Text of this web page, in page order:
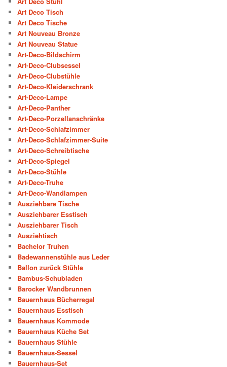
Art Deco Tisch
Art Deco Tische
Art Nouveau Bronze
Art Nouveau Statue
Art-Deco-Bildschirm
Art-Deco-Clubsessel
Art-Deco-Clubstühle
Art-Deco-Kleiderschrank
Art-Deco-Lampe
Art-Deco-Panther
Art-Deco-Porzellanschränke
Art-Deco-Schlafzimmer
Art-Deco-Schlafzimmer-Suite
Art-Deco-Schreibtische
Art-Deco-Spiegel
Art-Deco-Stühle
Art-Deco-Truhe
Art-Deco-Wandlampen
Ausziehbare Tische
Ausziehbarer Esstisch
Ausziehbarer Tisch
Ausziehtisch
Bachelor Truhen
Badewannenstühle aus Leder
Ballon zurück Stühle
Bambus-Schubladen
Barocker Wandbrunnen
Bauernhaus Bücherregal
Bauernhaus Esstisch
Bauernhaus Kommode
Bauernhaus Küche Set
Bauernhaus Stühle
Bauernhaus-Sessel
Bauernhaus-Set